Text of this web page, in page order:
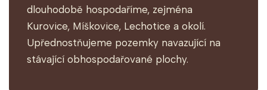
dlouhodobě hospodaříme, zejména
Kurovice, Míškovice, Lechotice a okolí.
Upřednostňujeme pozemky navazující na
stávající obhospodařované plochy.